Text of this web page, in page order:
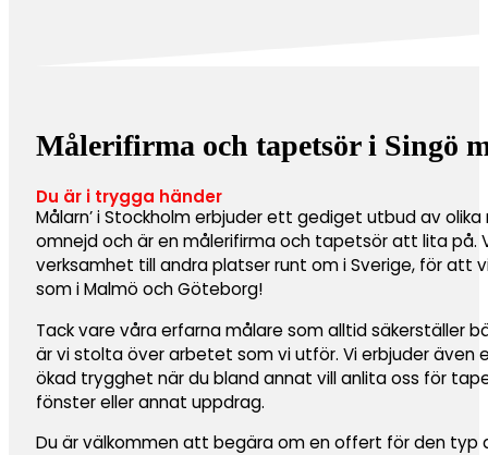
Målerifirma och tapetsör i Singö
Du är i trygga händer
Målarn’ i Stockholm erbjuder ett gediget utbud av
omnejd och är en målerifirma och tapetsör att lita på.
verksamhet till andra platser runt om i Sverige, för att
som i Malmö och Göteborg!
Tack vare våra erfarna målare som alltid säkerställer
är vi stolta över arbetet som vi utför. Vi erbjuder även
ökad trygghet när du bland annat vill anlita oss för
fönster eller annat uppdrag.
Du är välkommen att begära om en offert för den typ